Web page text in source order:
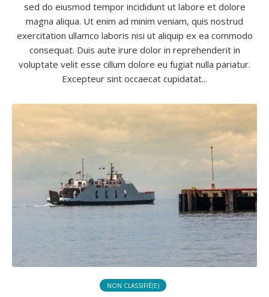
sed do eiusmod tempor incididunt ut labore et dolore
magna aliqua. Ut enim ad minim veniam, quis nostrud
exercitation ullamco laboris nisi ut aliquip ex ea commodo
consequat. Duis aute irure dolor in reprehenderit in
voluptate velit esse cillum dolore eu fugiat nulla pariatur.
Excepteur sint occaecat cupidatat...
NON CLASSIFIÉ(E)